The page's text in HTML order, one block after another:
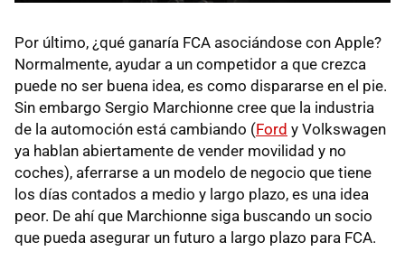
Por último, ¿qué ganaría FCA asociándose con Apple?
Normalmente, ayudar a un competidor a que crezca
puede no ser buena idea, es como dispararse en el pie.
Sin embargo Sergio Marchionne cree que la industria
de la automoción está cambiando (Ford y Volkswagen
ya hablan abiertamente de vender movilidad y no
coches), aferrarse a un modelo de negocio que tiene
los días contados a medio y largo plazo, es una idea
peor. De ahí que Marchionne siga buscando un socio
que pueda asegurar un futuro a largo plazo para FCA.